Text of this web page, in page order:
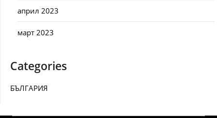
април 2023
март 2023
Categories
БЪЛГАРИЯ